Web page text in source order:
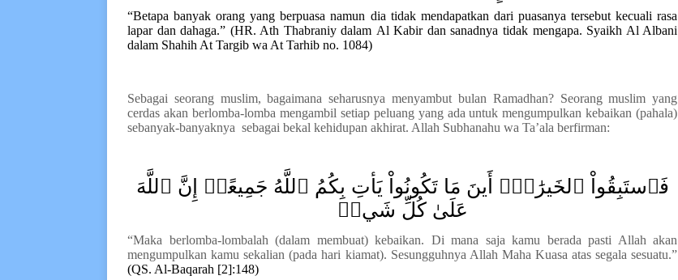
“Betapa banyak orang yang berpuasa namun dia tidak mendapatkan dari puasanya tersebut kecuali rasa
lapar dan dahaga.” (HR. Ath Thabraniy dalam Al Kabir dan sanadnya tidak mengapa. Syaikh Al Albani
dalam Shahih At Targib wa At Tarhib no. 1084)
Sebagai seorang muslim, bagaimana seharusnya menyambut bulan Ramadhan? Seorang muslim yang
cerdas akan berlomba-lomba mengambil setiap peluang yang ada untuk mengumpulkan kebaikan (pahala)
sebanyak-banyaknya sebagai bekal kehidupan akhirat. Allah Subhanahu wa Ta’ala berfirman:
فَٱستَبِقُواْ ٱلخَيرَٰتِۚ أَينَ مَا تَكُونُواْ يَأتِ بِكُمُ ٱللَّهُ جَمِيعًاۚ إِنَّ ٱللَّهَ
عَلَىٰ كُلِّ شَيءٖ
“Maka berlomba-lombalah (dalam membuat) kebaikan. Di mana saja kamu berada pasti Allah akan
mengumpulkan kamu sekalian (pada hari kiamat). Sesungguhnya Allah Maha Kuasa atas segala sesuatu.”
(QS. Al-Baqarah [2]:148)